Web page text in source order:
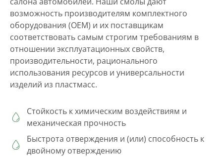
возможность производителям комплектного
оборудования (OEM) и их поставщикам
соответствовать самым строгим требованиям в
отношении эксплуатационных свойств,
производительности, рационального
использования ресурсов и универсальности
изделий из пластмасс.
Стойкость к химическим воздействиям и
механическая прочность
Быстрота отверждения и (или) способность к
двойному отверждению